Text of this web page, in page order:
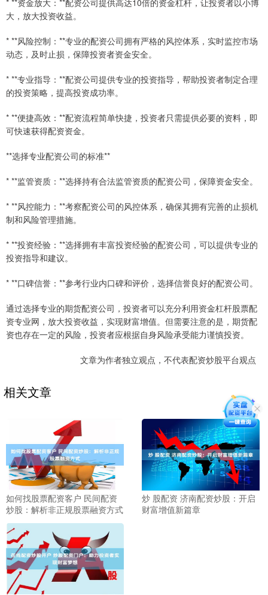
* **资金放大：**配资公司提供高达10倍的资金杠杆，让投资者以小博
大，放大投资收益。
* **风险控制：**专业的配资公司拥有严格的风控体系，实时监控市场
动态，及时止损，保障投资者资金安全。
* **专业指导：**配资公司提供专业的投资指导，帮助投资者制定合理
的投资策略，提高投资成功率。
* **便捷高效：**配资流程简单快捷，投资者只需提供必要的资料，即
可快速获得配资资金。
**选择专业配资公司的标准**
* **监管资质：**选择持有合法监管资质的配资公司，保障资金安全。
* **风控能力：**考察配资公司的风控体系，确保其拥有完善的止损机
制和风险管理措施。
* **投资经验：**选择拥有丰富投资经验的配资公司，可以提供专业的
投资指导和建议。
* **口碑信誉：**参考行业内口碑和评价，选择信誉良好的配资公司。
通过选择专业的期货配资公司，投资者可以充分利用资金杠杆股票配
资专业网，放大投资收益，实现财富增值。但需要注意的是，期货配
资也存在一定的风险，投资者应根据自身风险承受能力谨慎投资。
文章为作者独立观点，不代表配资炒股平台观点
相关文章
如何找股票配资客户 民间配资
炒股：解析非正规股票融资方式
炒 股配资 济南配资炒股：开启
财富增值新篇章